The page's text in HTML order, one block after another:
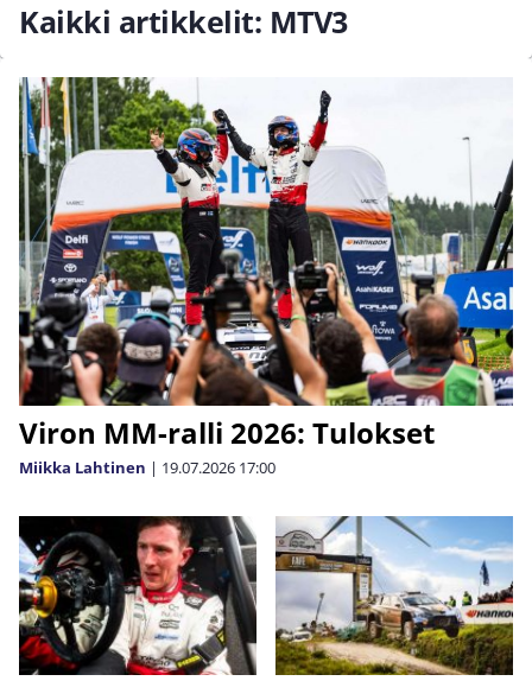
Kaikki artikkelit: MTV3
Viron MM-ralli 2026: Tulokset
Miikka Lahtinen | 19.07.2026 17:00